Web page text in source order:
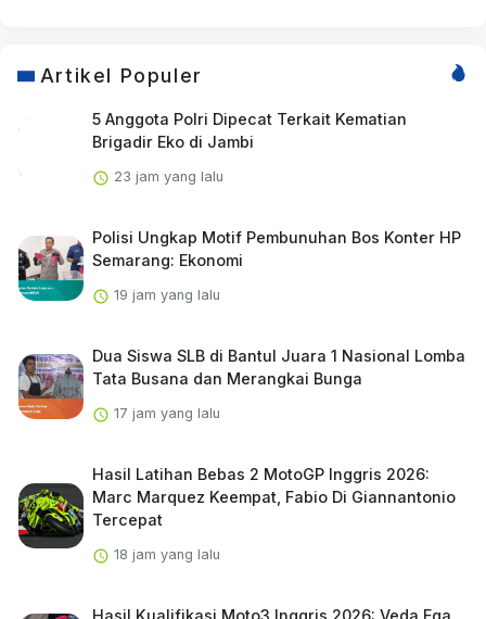
Artikel Populer
5 Anggota Polri Dipecat Terkait Kematian
Brigadir Eko di Jambi
23 jam yang lalu
Polisi Ungkap Motif Pembunuhan Bos Konter HP
Semarang: Ekonomi
19 jam yang lalu
Dua Siswa SLB di Bantul Juara 1 Nasional Lomba
Tata Busana dan Merangkai Bunga
17 jam yang lalu
Hasil Latihan Bebas 2 MotoGP Inggris 2026:
Marc Marquez Keempat, Fabio Di Giannantonio
Tercepat
18 jam yang lalu